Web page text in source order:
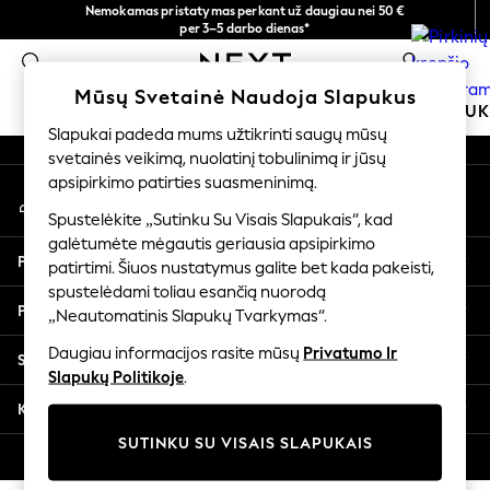
Nemokamas pristatymas perkant už daugiau nei 50 €
per 3–5 darbo dienas*
Dabar galite apsipirkti lietuvių kalba!
0
MOKYKLINĖ APRANGA MERGAITĖMS
SCHOOLWEAR
All Boys Schoolwear
Shoes
Trousers
Shorts
Shirts
Polo Shirts
Sweatshirts & Jumpers
Coats & Jackets
Underwear
Multipacks
All Boys Sport & Swimwear
An error occurred on client
Mūsų socialiniai tinklai
Mano paskyra
Prisijunkite prie savo paskyros
Pagalba
Privatumas ir teisinė informacija
Skyriai
Kitos paslaugos
Mūsų Svetainė Naudoja Slapukus
Slapukai padeda mums užtikrinti saugų mūsų
svetainės veikimą, nuolatinį tobulinimą ir jūsų
apsipirkimo patirties suasmeninimą.
Spustelėkite „Sutinku Su Visais Slapukais“, kad
galėtumėte mėgautis geriausia apsipirkimo
patirtimi. Šiuos nustatymus galite bet kada pakeisti,
spustelėdami toliau esančią nuorodą
„Neautomatinis Slapukų Tvarkymas“.
Daugiau informacijos rasite mūsų Privatumo Ir
Slapukų Politikoje.
SUTINKU SU VISAIS SLAPUKAIS